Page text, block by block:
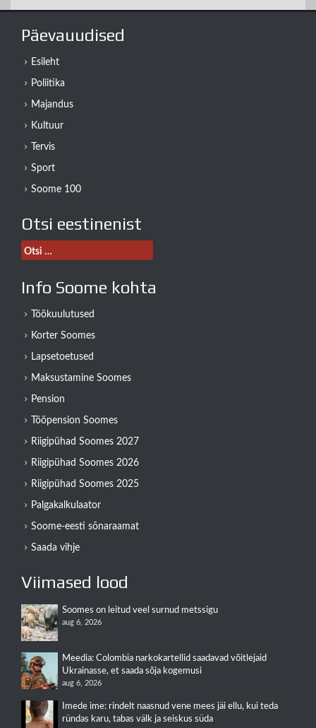
Päevauudised
Esileht
Poliitika
Majandus
Kultuur
Tervis
Sport
Soome 100
Otsi eestinenist
Otsi:
Info Soome kohta
Töökuulutused
Korter Soomes
Lapsetoetused
Maksustamine Soomes
Pension
Tööpension Soomes
Riigipühad Soomes 2027
Riigipühad Soomes 2026
Riigipühad Soomes 2025
Palgakalkulaator
Soome-eesti sõnaraamat
Saada vihje
Viimased lood
Soomes on leitud veel surnud metssigu
aug 6, 2026
Meedia: Colombia narkokartellid saadavad võitlejaid
Ukrainasse, et saada sõja kogemusi
aug 6, 2026
Imede ime: rindelt naasnud vene mees jäi ellu, kui teda
ründas karu, tabas välk ja seiskus süda